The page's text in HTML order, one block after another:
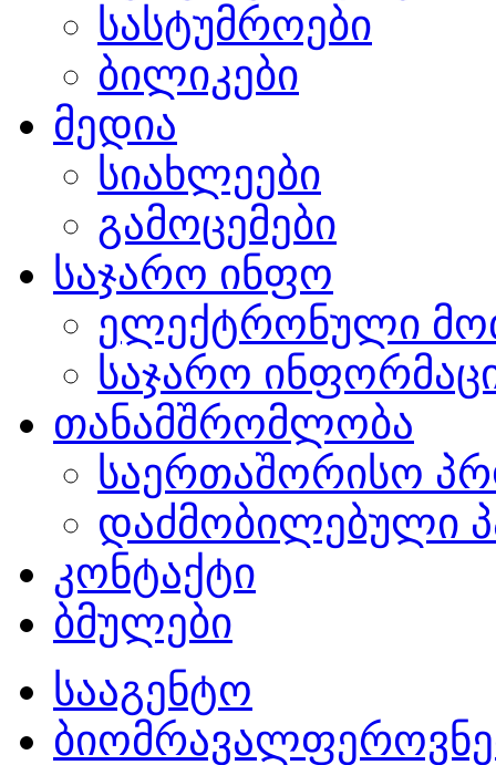
სასტუმროები
ბილიკები
მედია
სიახლეები
გამოცემები
საჯარო ინფო
ელექტრონული
საჯარო
თანამშრომლობა
საერთაშორისო
დაძმობილებული
კონტაქტი
ბმულები
სააგენტო